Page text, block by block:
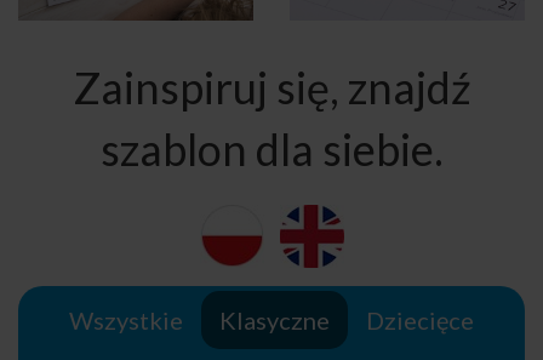
Zainspiruj się, znajdź
szablon dla siebie.
Wszystkie Klasyczne
Dziecięce